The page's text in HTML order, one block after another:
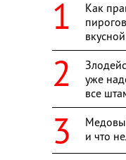
Как
уже
все
и что